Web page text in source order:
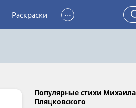
Раскраски ...
Популярные стихи Михаила
Пляцковского